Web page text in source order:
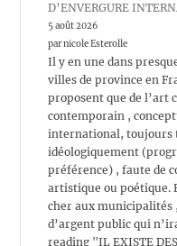
D’ENVERGURE
5 août 2026
par nicole Esterolle
Il y en une dans
villes de province en
proposent que de l’art
contemporain ,
international, toujours
idéologiquement
préférence) , faute de
artistique ou poétique.
cher aux municipalités
d’argent public qui
reading "IL EXISTE